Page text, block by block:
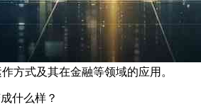
方式及其在金融等领域的应用。
什么样？